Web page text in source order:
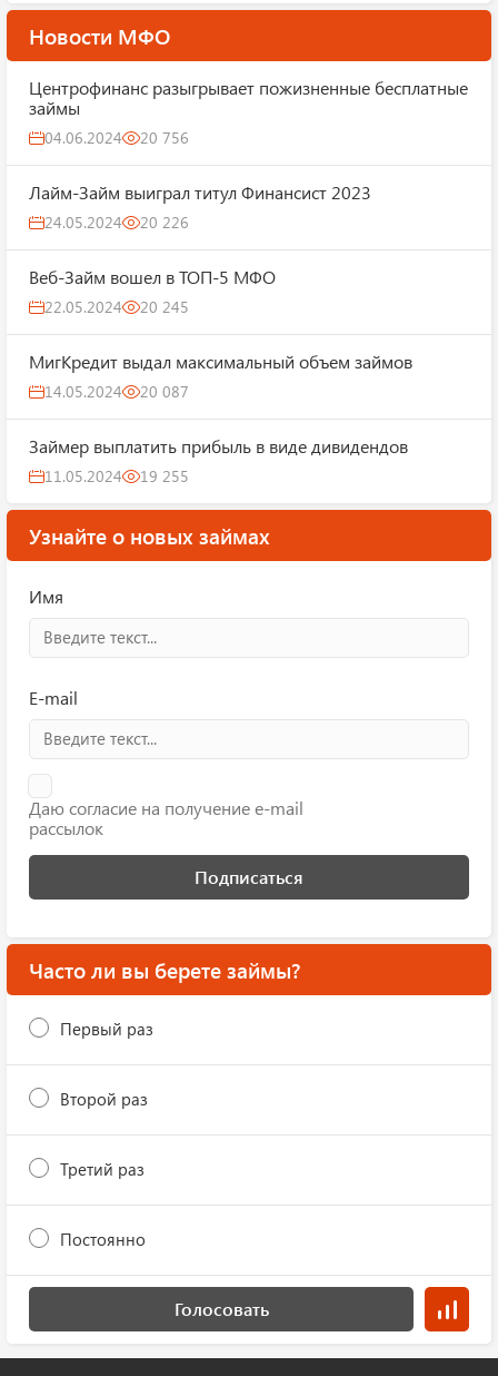
Новости МФО
Центрофинанс разыгрывает пожизненные бесплатные
займы
04.06.2024 20 756
Лайм-Займ выиграл титул Финансист 2023
24.05.2024 20 226
Веб-Займ вошел в ТОП-5 МФО
22.05.2024 20 245
МигКредит выдал максимальный объем займов
14.05.2024 20 087
Займер выплатить прибыль в виде дивидендов
11.05.2024 19 255
Узнайте о новых займах
Имя
E-mail
Даю согласие на получение e-mail
рассылок
Подписаться
Часто ли вы берете займы?
Первый раз
Второй раз
Третий раз
Постоянно
Голосовать